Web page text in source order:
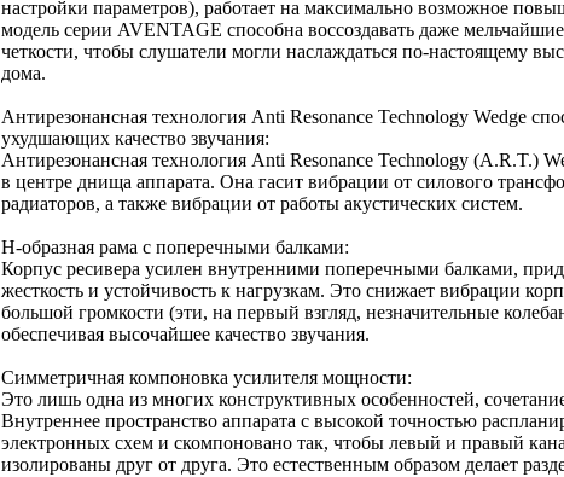
настройки параметров), работает на максимально возможное
модель серии AVENTAGE способна воссоздавать даже
четкости, чтобы слушатели могли наслаждаться по-настоящему
дома.
Антирезонансная технология Anti Resonance Technology Wedge
ухудшающих качество звучания:
Антирезонансная технология Anti Resonance Technology (A.R.T.)
в центре днища аппарата. Она гасит вибрации от силового
радиаторов, а также вибрации от работы акустических систем.
H-образная рама с поперечными балками:
Корпус ресивера усилен внутренними поперечными балками,
жесткость и устойчивость к нагрузкам. Это снижает вибрации
большой громкости (эти, на первый взгляд, незначительные
обеспечивая высочайшее качество звучания.
Симметричная компоновка усилителя мощности:
Это лишь одна из многих конструктивных особенностей,
Внутреннее пространство аппарата с высокой точностью
электронных схем и скомпоновано так, чтобы левый и правый
изолированы друг от друга. Это естественным образом делает